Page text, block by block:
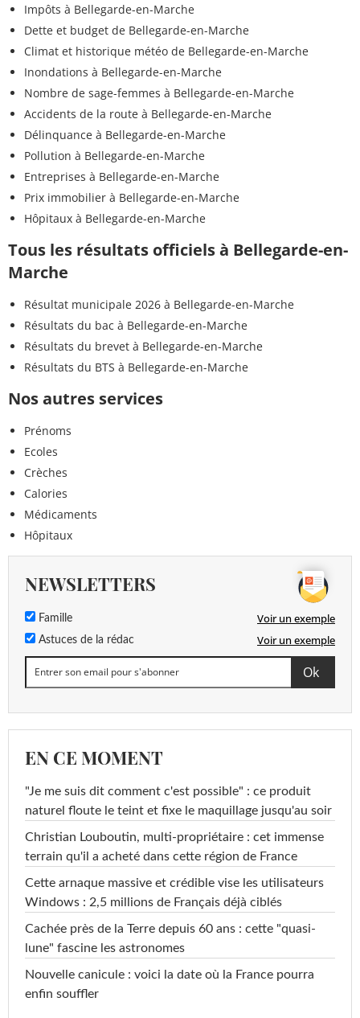
Impôts à Bellegarde-en-Marche
Dette et budget de Bellegarde-en-Marche
Climat et historique météo de Bellegarde-en-Marche
Inondations à Bellegarde-en-Marche
Nombre de sage-femmes à Bellegarde-en-Marche
Accidents de la route à Bellegarde-en-Marche
Délinquance à Bellegarde-en-Marche
Pollution à Bellegarde-en-Marche
Entreprises à Bellegarde-en-Marche
Prix immobilier à Bellegarde-en-Marche
Hôpitaux à Bellegarde-en-Marche
Tous les résultats officiels à Bellegarde-en-
Marche
Résultat municipale 2026 à Bellegarde-en-Marche
Résultats du bac à Bellegarde-en-Marche
Résultats du brevet à Bellegarde-en-Marche
Résultats du BTS à Bellegarde-en-Marche
Nos autres services
Prénoms
Ecoles
Crèches
Calories
Médicaments
Hôpitaux
NEWSLETTERS
Famille Voir un exemple
Astuces de la rédac Voir un exemple
EN CE MOMENT
"Je me suis dit comment c'est possible" : ce produit
naturel floute le teint et fixe le maquillage jusqu'au soir
Christian Louboutin, multi-propriétaire : cet immense
terrain qu'il a acheté dans cette région de France
Cette arnaque massive et crédible vise les utilisateurs
Windows : 2,5 millions de Français déjà ciblés
Cachée près de la Terre depuis 60 ans : cette "quasi-
lune" fascine les astronomes
Nouvelle canicule : voici la date où la France pourra
enfin souffler